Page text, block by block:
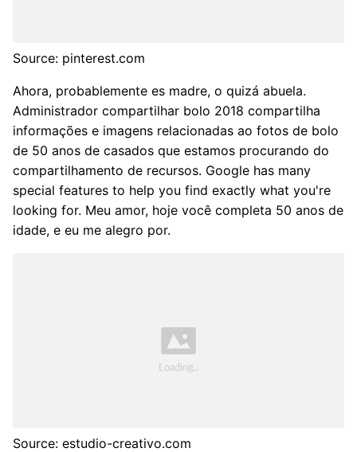
Source: pinterest.com
Ahora, probablemente es madre, o quizá abuela.
Administrador compartilhar bolo 2018 compartilha
informações e imagens relacionadas ao fotos de bolo
de 50 anos de casados que estamos procurando do
compartilhamento de recursos. Google has many
special features to help you find exactly what you're
looking for. Meu amor, hoje você completa 50 anos de
idade, e eu me alegro por.
Source: estudio-creativo.com